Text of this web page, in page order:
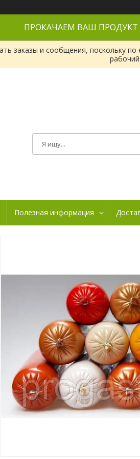
ПРОКАЧАЕМ ВАШ ПРОДУКТ
заказы и сообщения, поскольку
Полезная информация